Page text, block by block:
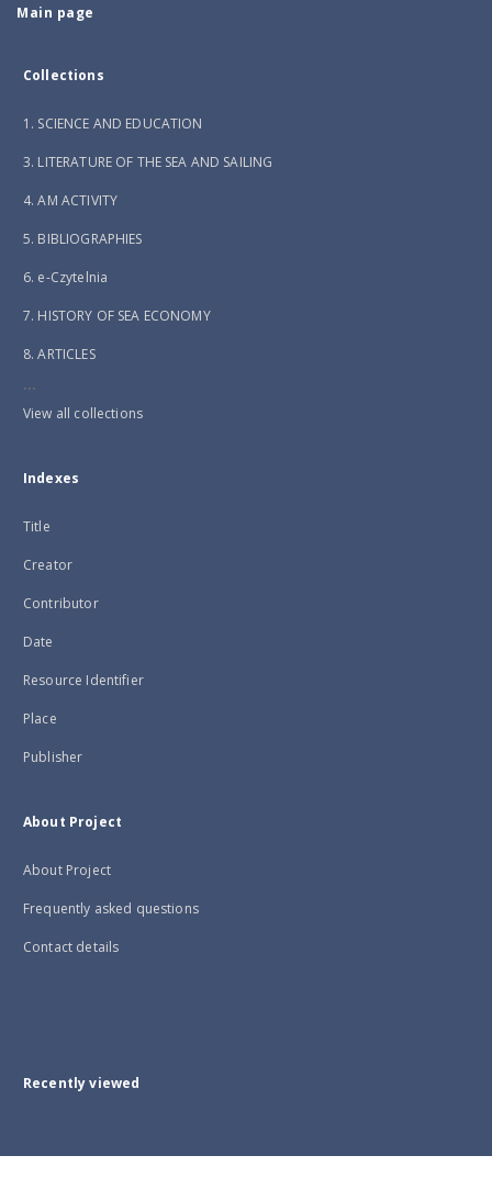
Main page
Collections
1. SCIENCE AND EDUCATION
3. LITERATURE OF THE SEA AND SAILING
4. AM ACTIVITY
5. BIBLIOGRAPHIES
6. e-Czytelnia
7. HISTORY OF SEA ECONOMY
8. ARTICLES
...
View all collections
Indexes
Title
Creator
Contributor
Date
Resource Identifier
Place
Publisher
About Project
About Project
Frequently asked questions
Contact details
Recently viewed